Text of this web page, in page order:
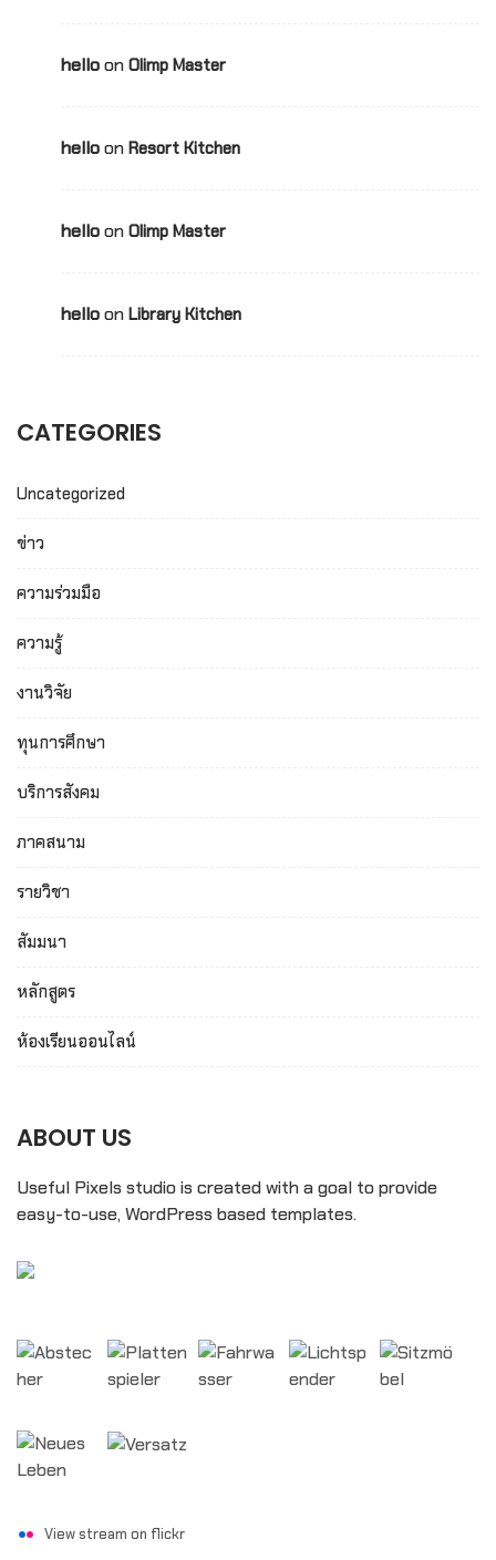
helloon Olimp Master
helloon Resort Kitchen
helloon Olimp Master
helloon Library Kitchen
CATEGORIES
Uncategorized
ข่าว
ความร่วมมือ
ความรู้
งานวิจัย
ทุนการศึกษา
บริการสังคม
ภาคสนาม
รายวิชา
สัมมนา
หลักสูตร
ห้องเรียนออนไลน์
ABOUT US
Useful Pixels studio is created with a goal to provide
easy-to-use, WordPress based templates.
View stream on flickr